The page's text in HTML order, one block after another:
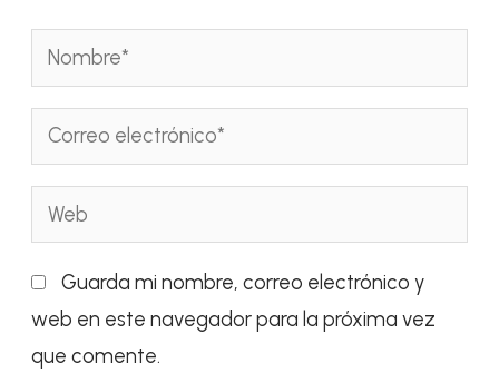
Nombre*
Correo
electrónico*
Web
Guarda mi nombre, correo electrónico y
web en este navegador para la próxima vez
que comente.